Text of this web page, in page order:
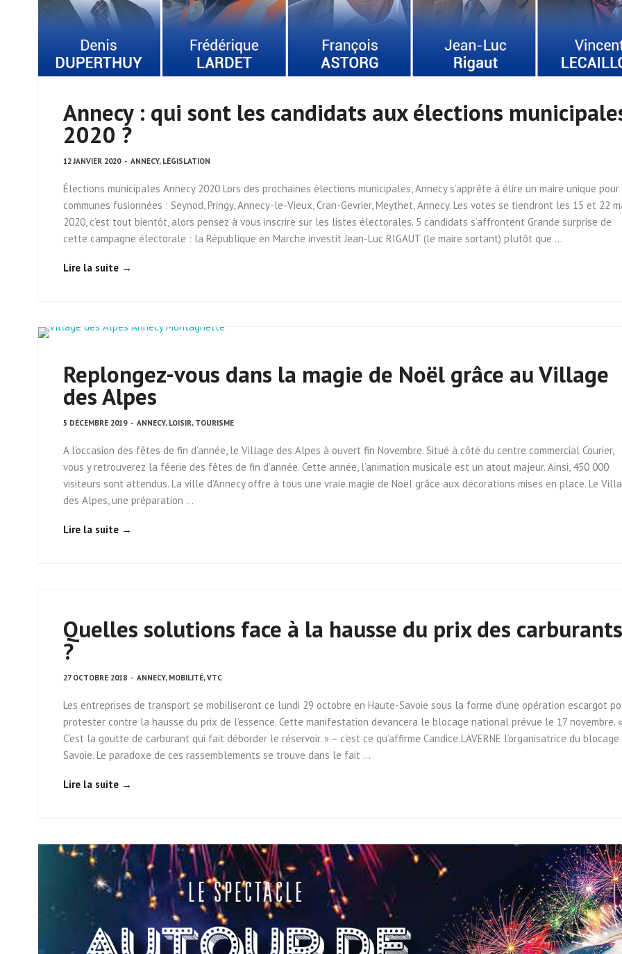
Annecy : qui sont les candidats aux élections
2020 ?
12 JANVIER 2020 - ANNECY, LÉGISLATION
Élections municipales Annecy 2020 Lors des prochaines élections municipales, Annecy s’apprête à élire un maire unique
communes fusionnées : Seynod, Pringy, Annecy-le-Vieux, Cran-Gevrier, Meythet, Annecy. Les votes se tiendront les 15 et 22
2020, c’est tout bientôt, alors pensez à vous inscrire sur les listes électorales. 5 candidats s’affrontent Grande surprise de
cette campagne électorale : la République en Marche investit Jean-Luc RIGAUT (le maire sortant) plutôt que …
Lire la suite →
Replongez-vous dans la magie de Noël grâce au Village
des Alpes
5 DÉCEMBRE 2019 - ANNECY, LOISIR, TOURISME
A l’occasion des fêtes de fin d’année, le Village des Alpes à ouvert fin Novembre. Situé à côté du centre commercial Courier,
vous y retrouverez la féerie des fêtes de fin d’année. Cette année, l’animation musicale est un atout majeur. Ainsi, 450 000
visiteurs sont attendus. La ville d’Annecy offre à tous une vraie magie de Noël grâce aux décorations mises en place. Le
des Alpes, une préparation …
Lire la suite →
Quelles solutions face à la hausse du prix des carburants
?
27 OCTOBRE 2018 - ANNECY, MOBILITÉ,VTC
Les entreprises de transport se mobiliseront ce lundi 29 octobre en Haute-Savoie sous la forme d’une opération escargot
protester contre la hausse du prix de l’essence. Cette manifestation devancera le blocage national prévue le 17 novembre. «
C’est la goutte de carburant qui fait déborder le réservoir. » – c’est ce qu’affirme Candice LAVERNE l’organisatrice du blocage
Savoie. Le paradoxe de ces rassemblements se trouve dans le fait …
Lire la suite →